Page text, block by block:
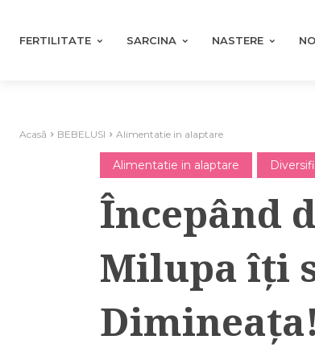
FERTILITATE SARCINA NASTERE
Acasă BEBELUSI Alimentatie in alaptare
Alimentatie in alaptare
Începând
Milupa îți
Dimineața!